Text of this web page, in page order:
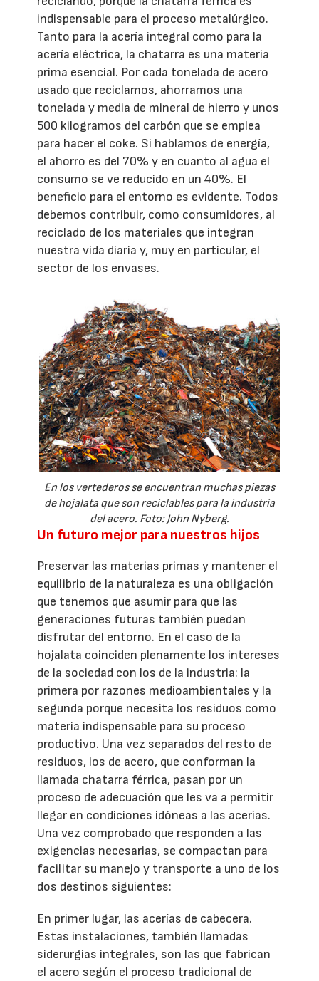
indispensable para el proceso metalúrgico.
Tanto para la acería integral como para la
acería eléctrica, la chatarra es una materia
prima esencial. Por cada tonelada de acero
usado que reciclamos, ahorramos una
tonelada y media de mineral de hierro y unos
500 kilogramos del carbón que se emplea
para hacer el coke. Si hablamos de energía,
el ahorro es del 70% y en cuanto al agua el
consumo se ve reducido en un 40%. El
beneficio para el entorno es evidente. Todos
debemos contribuir, como consumidores, al
reciclado de los materiales que integran
nuestra vida diaria y, muy en particular, el
sector de los envases.
En los vertederos se encuentran muchas piezas
de hojalata que son reciclables para la industria
del acero. Foto: John Nyberg.
Un futuro mejor para nuestros hijos
Preservar las materias primas y mantener el
equilibrio de la naturaleza es una obligación
que tenemos que asumir para que las
generaciones futuras también puedan
disfrutar del entorno. En el caso de la
hojalata coinciden plenamente los intereses
de la sociedad con los de la industria: la
primera por razones medioambientales y la
segunda porque necesita los residuos como
materia indispensable para su proceso
productivo. Una vez separados del resto de
residuos, los de acero, que conforman la
llamada chatarra férrica, pasan por un
proceso de adecuación que les va a permitir
llegar en condiciones idóneas a las acerías.
Una vez comprobado que responden a las
exigencias necesarias, se compactan para
facilitar su manejo y transporte a uno de los
dos destinos siguientes:
En primer lugar, las acerías de cabecera.
Estas instalaciones, también llamadas
siderurgias integrales, son las que fabrican
el acero según el proceso tradicional de